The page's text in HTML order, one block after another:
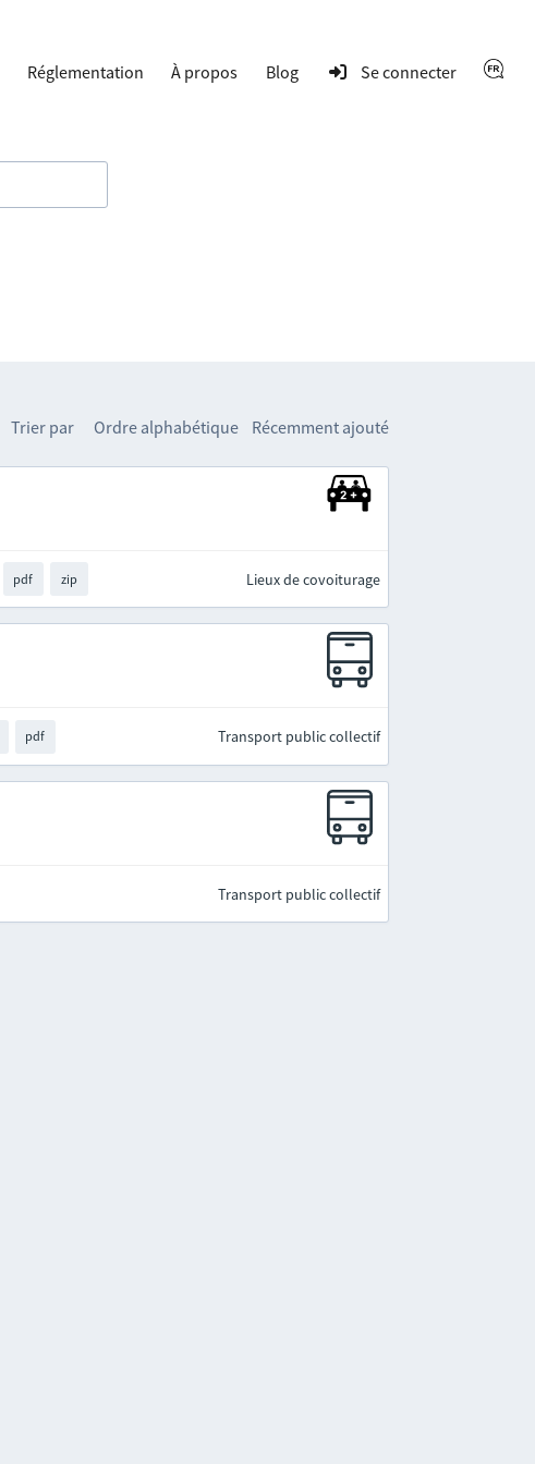
Réglementation À propos Blog Se connecter
Trier par Ordre alphabétique Récemment ajouté
pdf zip Lieux de covoiturage
pdf Transport public collectif
Transport public collectif